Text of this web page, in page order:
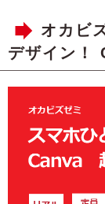
オカビ
デザイン！